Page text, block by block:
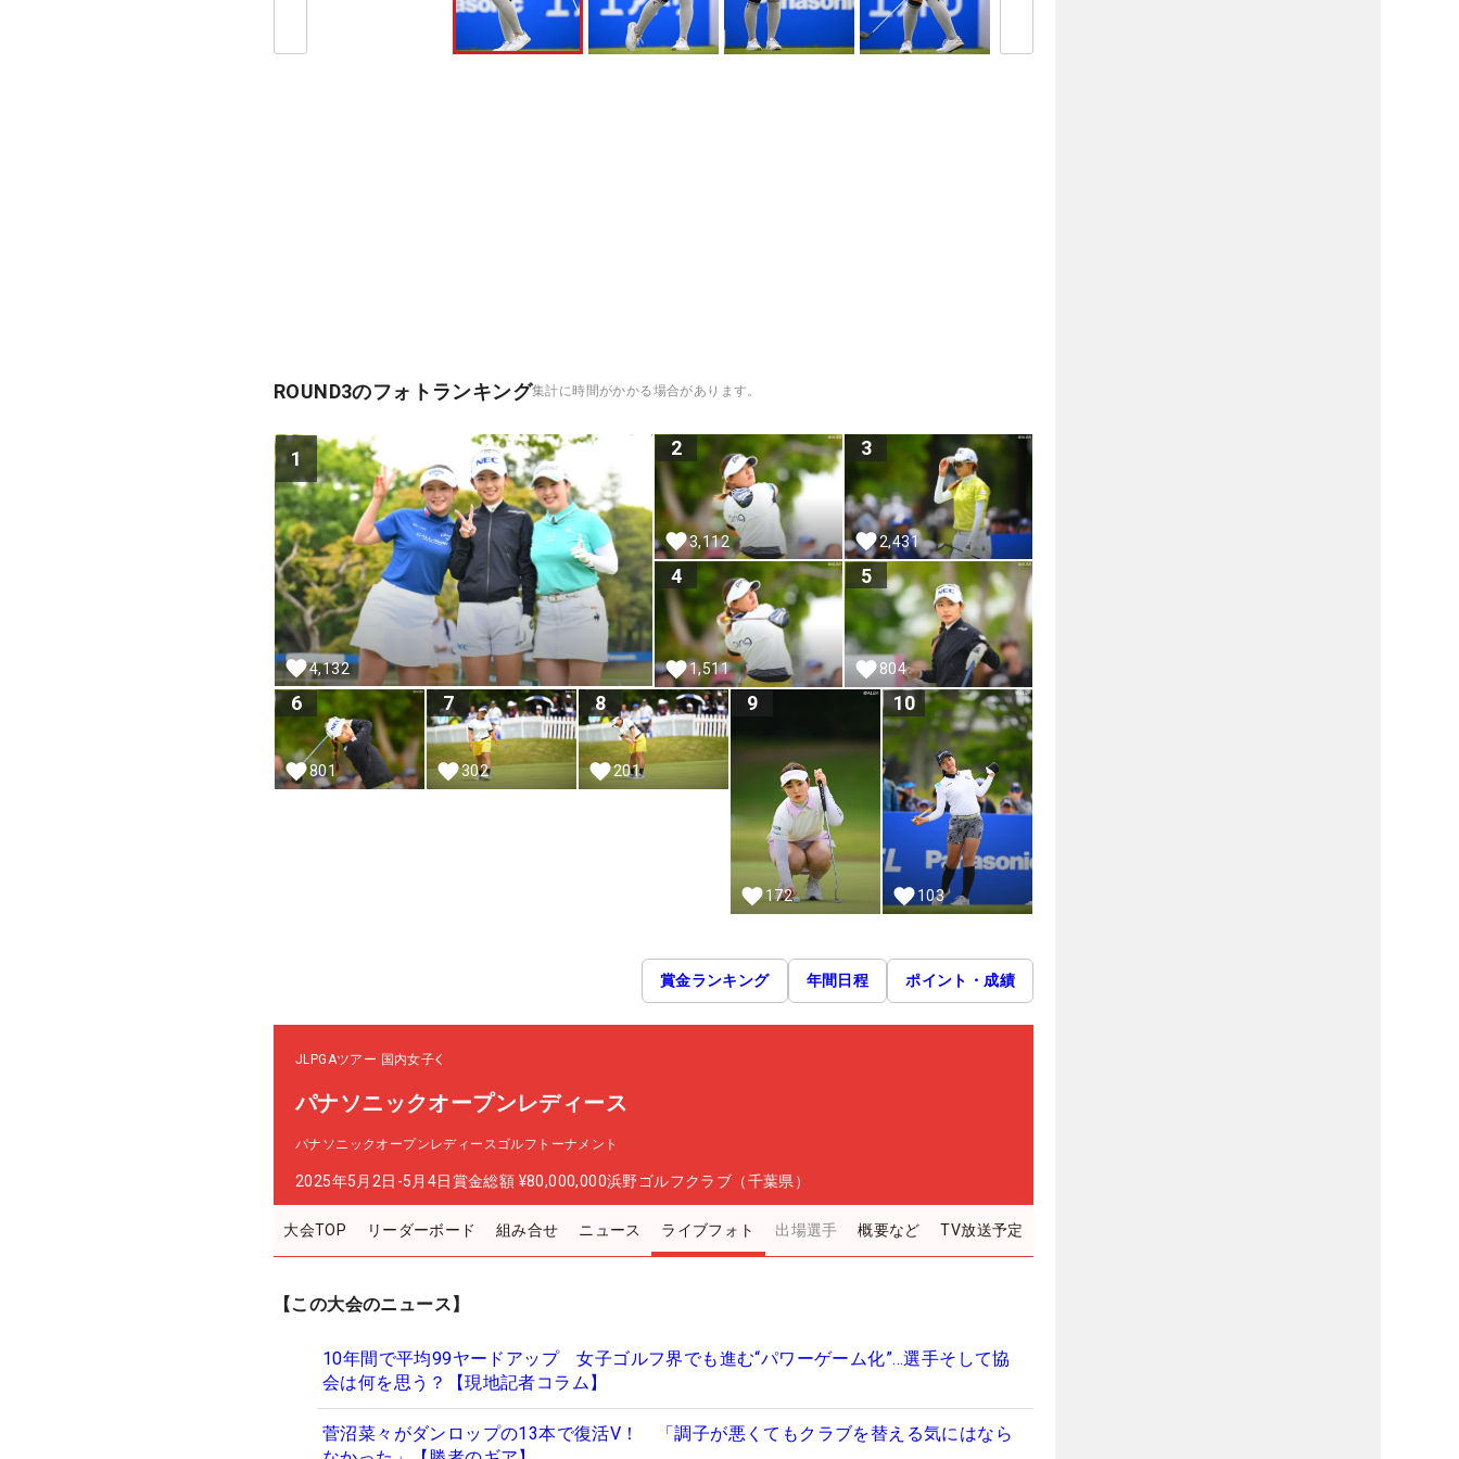
ROUND3のフォトランキング集計に時間がかかる場合があります。
1
4,132
2
3,112
3
2,431
4
1,511
5
804
6
801
7
302
8
201
9
172
10
103
賞金ランキング 年間日程 ポイント・成績
JLPGAツアー 国内女子
パナソニックオープンレディース
パナソニックオープンレディースゴルフトーナメント
2025年5月2日-5月4日賞金総額 ¥80,000,000浜野ゴルフクラブ（千葉県）
大会TOP リーダーボード 組み合せ ニュース ライブフォト 出場選手 概要など TV放送予定
【この大会のニュース】
10年間で平均99ヤードアップ 女子ゴルフ界でも進む“パワーゲーム化”…選手そして協
会は何を思う？【現地記者コラム】
菅沼菜々がダンロップの13本で復活V！ 「調子が悪くてもクラブを替える気にはなら